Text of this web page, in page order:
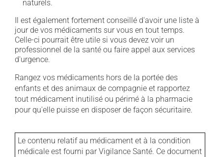
naturels.
Il est également fortement conseillé d'avoir une liste à
jour de vos médicaments sur vous en tout temps.
Celle-ci pourrait être utile si vous devez voir un
professionnel de la santé ou faire appel aux services
d'urgence.
Rangez vos médicaments hors de la portée des
enfants et des animaux de compagnie et rapportez
tout médicament inutilisé ou périmé à la pharmacie
pour qu'elle puisse en disposer de façon sécuritaire.
Le contenu relatif au médicament et à la condition
médicale est fourni par Vigilance Santé. Ce document